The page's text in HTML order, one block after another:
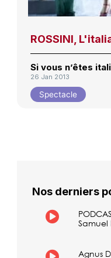
ROSSINI,
Si vous n’êtes
26 Jan 2013
Spectacle
Nos derniers
Samuel
Agnus